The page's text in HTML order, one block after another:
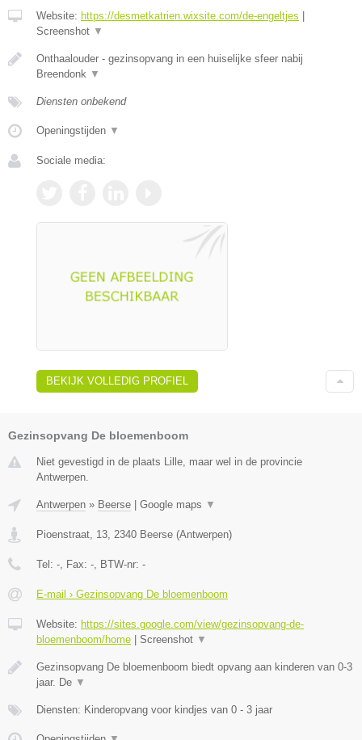
Website: https://desmetkatrien.wixsite.com/de-engeltjes
Screenshot ▼
Onthaalouder - gezinsopvang in een huiselijke sfeer nabij
Breendonk ▼
Diensten onbekend
Openingstijden ▼
Sociale media:
BEKIJK VOLLEDIG PROFIEL
Gezinsopvang De bloemenboom
Niet gevestigd in de plaats Lille, maar wel in de provincie
Antwerpen.
Antwerpen » Beerse Google maps ▼
Pioenstraat, 13 2340 Beerse (Antwerpen)
Tel: - , Fax: - , BTW-nr: -
E-mail › Gezinsopvang De bloemenboom
Website: https://sites.google.com/view/gezinsopvang-de-
bloemenboom/home
Screenshot ▼
Gezinsopvang De bloemenboom biedt opvang aan kinderen van 0-3
jaar. De ▼
Diensten: Kinderopvang voor kindjes van 0 - 3 jaar